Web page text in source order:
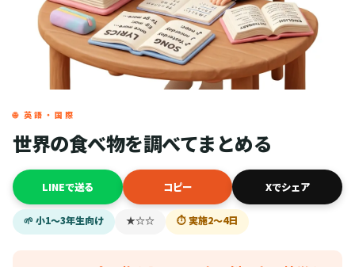
🌐 英語・国際
世界の食べ物を調べてまとめる
LINEで送る コピー Xでシェア
🌱 小1〜3年生向け ★☆☆ ⏱ 実施2〜4日